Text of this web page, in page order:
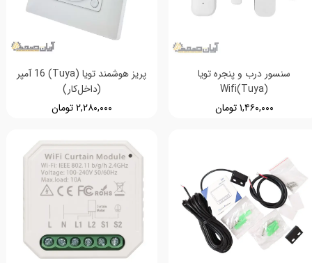
سنسور درب و پنجره تویا
(Wifi(Tuya
۱,۴۶۰,۰۰۰ تومان
پریز هوشمند تویا (Tuya) 16 آمپر
(داخل‌کار)
۲,۲۸۰,۰۰۰ تومان